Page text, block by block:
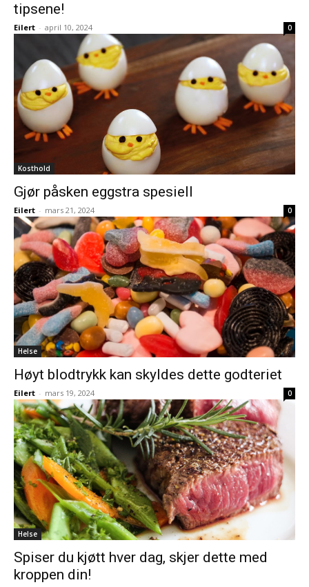
tipsene!
Eilert - april 10, 2024 0
Kosthold
Gjør påsken eggstra spesiell
Eilert - mars 21, 2024 0
Helse
Høyt blodtrykk kan skyldes dette godteriet
Eilert - mars 19, 2024 0
Helse
Spiser du kjøtt hver dag, skjer dette med
kroppen din!